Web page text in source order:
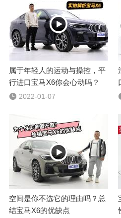

属于年轻人的运动与操控，平
行进口宝马X6你会心动吗？
 2022-01-07

空间是你不选它的理由吗？总
结宝马X6的优缺点